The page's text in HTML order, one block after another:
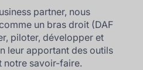
partner, nous
un bras droit (DAF
piloter, développer et
leur apportant des outils
notre savoir-faire.